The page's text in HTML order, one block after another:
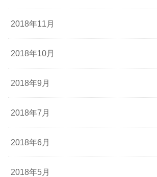
2018年11月
2018年10月
2018年9月
2018年7月
2018年6月
2018年5月